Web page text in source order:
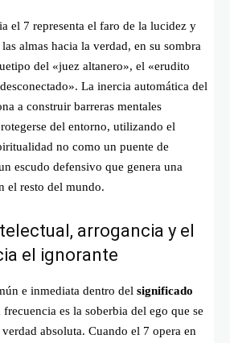
el 7 representa el faro de la lucidez y
almas hacia la verdad, en su sombra
del «juez altanero», el «erudito
La inercia automática del
a construir barreras mentales
del entorno, utilizando el
no como un puente de
escudo defensivo que genera una
el resto del mundo.
arrogancia y el
el ignorante
e inmediata dentro del significado
frecuencia es la soberbia del ego que se
absoluta. Cuando el 7 opera en